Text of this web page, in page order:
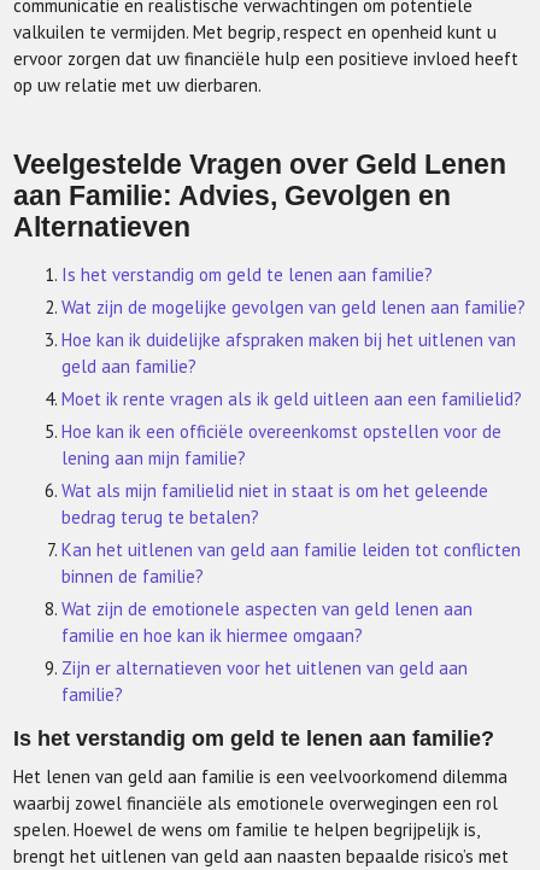
communicatie en realistische verwachtingen om potentiële
valkuilen te vermijden. Met begrip, respect en openheid kunt u
ervoor zorgen dat uw financiële hulp een positieve invloed heeft
op uw relatie met uw dierbaren.
Veelgestelde Vragen over Geld Lenen
aan Familie: Advies, Gevolgen en
Alternatieven
Is het verstandig om geld te lenen aan familie?
Wat zijn de mogelijke gevolgen van geld lenen aan familie?
Hoe kan ik duidelijke afspraken maken bij het uitlenen van
geld aan familie?
Moet ik rente vragen als ik geld uitleen aan een familielid?
Hoe kan ik een officiële overeenkomst opstellen voor de
lening aan mijn familie?
Wat als mijn familielid niet in staat is om het geleende
bedrag terug te betalen?
Kan het uitlenen van geld aan familie leiden tot conflicten
binnen de familie?
Wat zijn de emotionele aspecten van geld lenen aan
familie en hoe kan ik hiermee omgaan?
Zijn er alternatieven voor het uitlenen van geld aan
familie?
Is het verstandig om geld te lenen aan familie?
Het lenen van geld aan familie is een veelvoorkomend dilemma
waarbij zowel financiële als emotionele overwegingen een rol
spelen. Hoewel de wens om familie te helpen begrijpelijk is,
brengt het uitlenen van geld aan naasten bepaalde risico’s met